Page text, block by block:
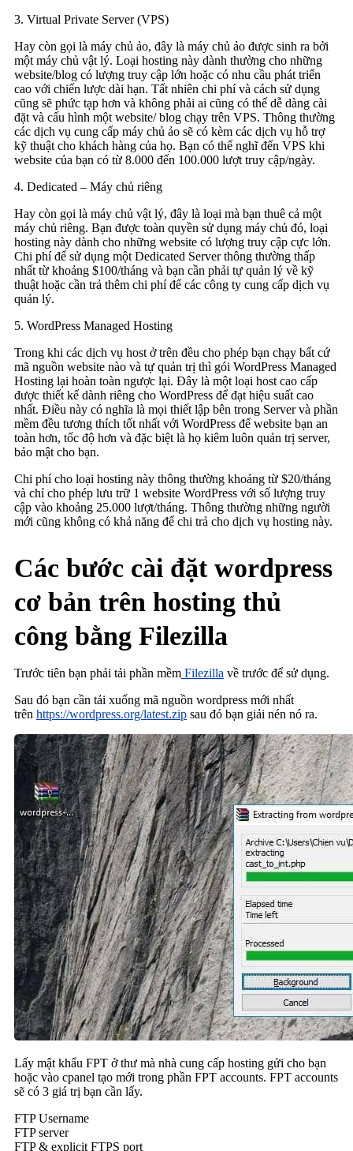
3. Virtual Private Server (VPS)
Hay còn gọi là máy chủ ảo, đây là máy chủ ảo được sinh ra bởi
một máy chủ vật lý. Loại hosting này dành thường cho những
website/blog có lượng truy cập lớn hoặc có nhu cầu phát triển
cao với chiến lược dài hạn. Tất nhiên chi phí và cách sử dụng
cũng sẽ phức tạp hơn và không phải ai cũng có thể dễ dàng cài
đặt và cấu hình một website/ blog chạy trên VPS. Thông thường
các dịch vụ cung cấp máy chủ ảo sẽ có kèm các dịch vụ hỗ trợ
kỹ thuật cho khách hàng của họ. Bạn có thể nghĩ đến VPS khi
website của bạn có từ 8.000 đến 100.000 lượt truy cập/ngày.
4. Dedicated – Máy chủ riêng
Hay còn gọi là máy chủ vật lý, đây là loại mà bạn thuê cả một
máy chủ riêng. Bạn được toàn quyền sử dụng máy chủ đó, loại
hosting này dành cho những website có lượng truy cập cực lớn.
Chi phí để sử dụng một Dedicated Server thông thường thấp
nhất từ khoảng $100/tháng và bạn cần phải tự quản lý về kỹ
thuật hoặc cần trả thêm chi phí để các công ty cung cấp dịch vụ
quản lý.
5. WordPress Managed Hosting
Trong khi các dịch vụ host ở trên đều cho phép bạn chạy bất cứ
mã nguồn website nào và tự quản trị thì gói WordPress Managed
Hosting lại hoàn toàn ngược lại. Đây là một loại host cao cấp
được thiết kế dành riêng cho WordPress để đạt hiệu suất cao
nhất. Điều này có nghĩa là mọi thiết lập bên trong Server và phần
mềm đều tương thích tốt nhất với WordPress để website bạn an
toàn hơn, tốc độ hơn và đặc biệt là họ kiêm luôn quản trị server,
bảo mật cho bạn.
Chi phí cho loại hosting này thông thường khoảng từ $20/tháng
và chỉ cho phép lưu trữ 1 website WordPress với số lượng truy
cập vào khoảng 25.000 lượt/tháng. Thông thường những người
mới cũng không có khả năng để chi trả cho dịch vụ hosting này.
Các bước cài đặt wordpress
cơ bản trên hosting thủ
công bằng Filezilla
Trước tiên bạn phải tải phần mềm Filezilla về trước để sử dụng.
Sau đó bạn cần tải xuống mã nguồn wordpress mới nhất
trên https://wordpress.org/latest.zip sau đó bạn giải nén nó ra.
Lấy mật khẩu FPT ở thư mà nhà cung cấp hosting gửi cho bạn
hoặc vào cpanel tạo mới trong phần FPT accounts. FPT accounts
sẽ có 3 giá trị bạn cần lấy.
FTP Username
FTP server
FTP & explicit FTPS port